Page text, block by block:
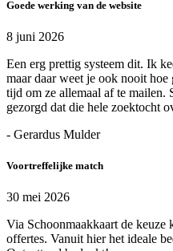
Goede werking van de website
8 juni 2026
Een erg prettig systeem dit. Ik
maar daar weet je ook nooit
tijd om ze allemaal af te mailen.
gezorgd dat die hele zoektocht
- Gerardus Mulder
Voortreffelijke match
30 mei 2026
Via Schoonmaakkaart de keuze
offertes. Vanuit hier het ideale